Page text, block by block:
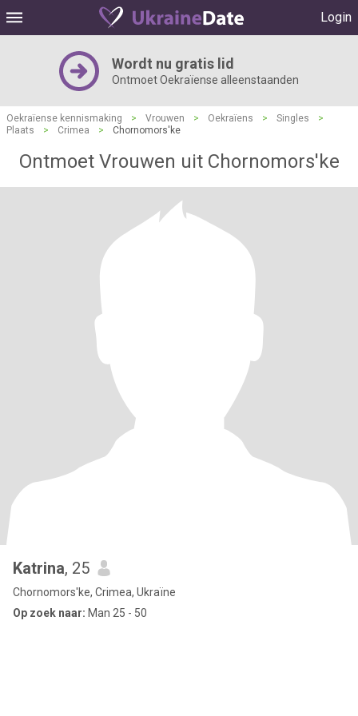
Login
Wordt nu gratis lid
Ontmoet Oekraïense alleenstaanden
Oekraïense kennismaking > Vrouwen > Oekraïens > Singles
>
Plaats
> Crimea > Chornomors'ke
Ontmoet Vrouwen uit Chornomors'ke
Katrina, 25
Chornomors'ke, Crimea, Ukraïne
Op zoek naar: Man 25 - 50